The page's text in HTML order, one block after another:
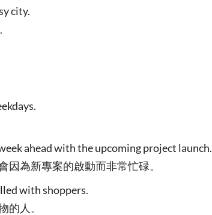
city.
ahead with the upcoming project launch.
因為新專案的啟動而非常忙碌。
with shoppers.
的人。